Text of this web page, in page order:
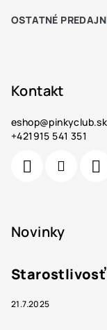
OSTATNÉ
Kontakt
eshop@pinkyclub.sk
+421915 541 351
Novinky
Starostlivosť
21.7.2025